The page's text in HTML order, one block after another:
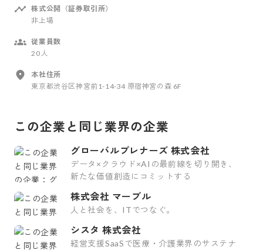
株式公開（証券取引所）
非上場
従業員数
20人
本社住所
東京都渋谷区神宮前1-14-34 原宿神宮の森 6F
この企業と同じ業界の企業
グローバルプレナーズ 株式会社
データ×クラウド×AIの最前線を切り開き、
新たな価値創造にコミットする
株式会社 マーブル
人と社会を、ITでつなぐ。
シスタ 株式会社
経営支援SaaSで医療・介護業界のサステナ